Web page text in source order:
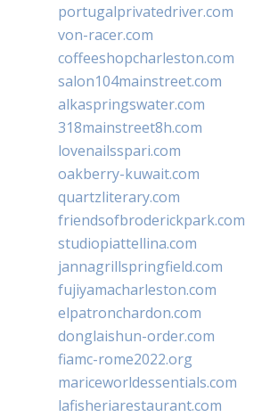
portugalprivatedriver.com
von-racer.com
coffeeshopcharleston.com
salon104mainstreet.com
alkaspringswater.com
318mainstreet8h.com
lovenailsspari.com
oakberry-kuwait.com
quartzliterary.com
friendsofbroderickpark.com
studiopiattellina.com
jannagrillspringfield.com
fujiyamacharleston.com
elpatronchardon.com
donglaishun-order.com
fiamc-rome2022.org
mariceworldessentials.com
lafisheriarestaurant.com